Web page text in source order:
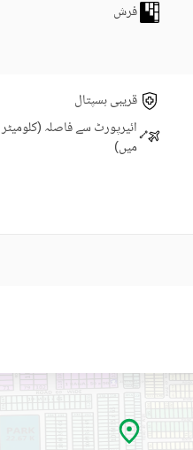
فرش
قریبی ہسپتال
ائیرپورٹ سے فاصلہ (کلومیٹر
میں)